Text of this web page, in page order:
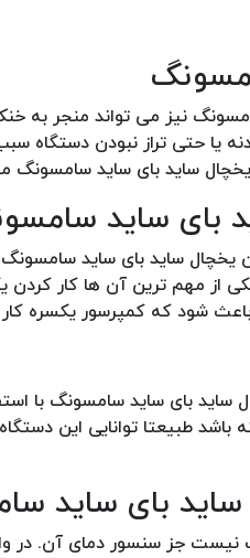
نیز می تواند منجر به
یا حتی تراز نبودن دستگاه
ساید بای ساید سامسونگ
ساید بای ساید سامسونگ
از مهم ترین آن ها کار کردن
شود که کمپرسور یکسره
بای ساید سامسونگ با
طبیعتا توانایی این
جز سنسور دمای آن. در